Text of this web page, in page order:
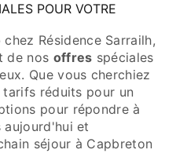
POUR VOTRE
chez Résidence Sarrailh,
de nos offres spéciales
Que vous cherchiez
réduits pour un
pour répondre à
aujourd'hui et
séjour à Capbreton